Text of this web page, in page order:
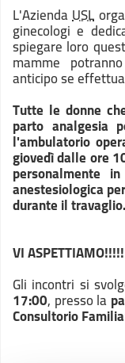
L'AziendaUSL
ginecologi e
spiegare loro
mamme
anticipo se
Tutte le donne
parto analgesia
l'ambulatorio
giovedì dalle ore
personalmente
anestesiologica
durante il travaglio.
VI
Gli incontri si
17:00, presso la
Consultorio